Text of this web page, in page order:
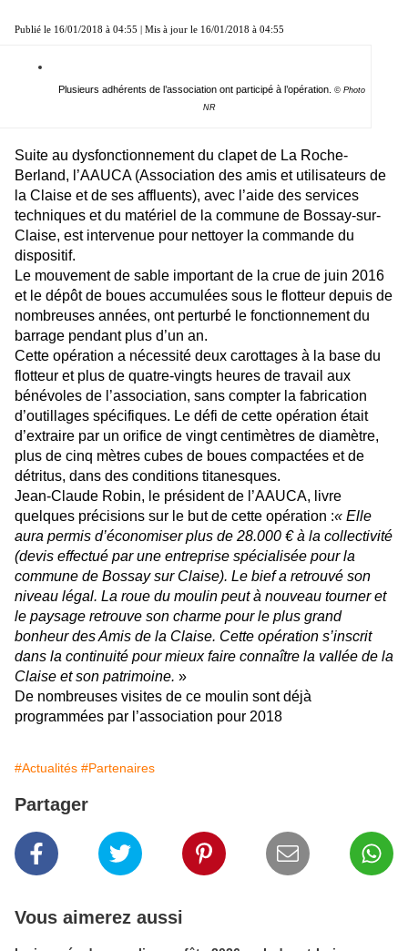
Publié le 16/01/2018 à 04:55 | Mis à jour le 16/01/2018 à 04:55
Plusieurs adhérents de l’association ont participé à l’opération. © Photo
NR
Suite au dysfonctionnement du clapet de La Roche-
Berland, l’AAUCA (Association des amis et utilisateurs de
la Claise et de ses affluents), avec l’aide des services
techniques et du matériel de la commune de Bossay-sur-
Claise, est intervenue pour nettoyer la commande du
dispositif.
Le mouvement de sable important de la crue de juin 2016
et le dépôt de boues accumulées sous le flotteur depuis de
nombreuses années, ont perturbé le fonctionnement du
barrage pendant plus d’un an.
Cette opération a nécessité deux carottages à la base du
flotteur et plus de quatre-vingts heures de travail aux
bénévoles de l’association, sans compter la fabrication
d’outillages spécifiques. Le défi de cette opération était
d’extraire par un orifice de vingt centimètres de diamètre,
plus de cinq mètres cubes de boues compactées et de
détritus, dans des conditions titanesques.
Jean-Claude Robin, le président de l’AAUCA, livre
quelques précisions sur le but de cette opération :« Elle
aura permis d’économiser plus de 28.000 € à la collectivité
(devis effectué par une entreprise spécialisée pour la
commune de Bossay sur Claise). Le bief a retrouvé son
niveau légal. La roue du moulin peut à nouveau tourner et
le paysage retrouve son charme pour le plus grand
bonheur des Amis de la Claise. Cette opération s’inscrit
dans la continuité pour mieux faire connaître la vallée de la
Claise et son patrimoine. »
De nombreuses visites de ce moulin sont déjà
programmées par l’association pour 2018
#Actualités #Partenaires
Partager
Vous aimerez aussi